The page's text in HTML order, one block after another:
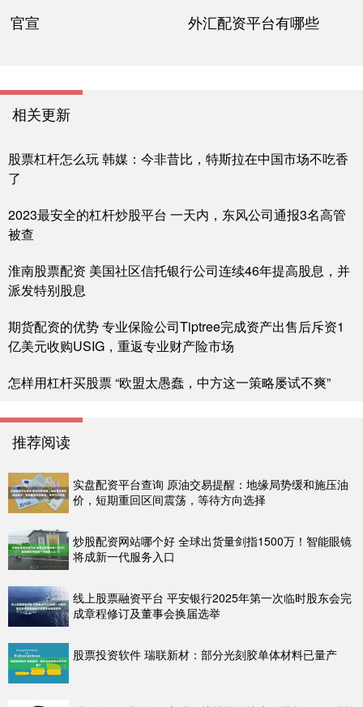
官宣 外汇配资平台有哪些
相关更新
股票杠杆怎么玩 韩媒：今非昔比，特斯拉在中国市场不吃香
了
2023最安全的杠杆炒股平台 一天内，东风公司通报3名高管
被查
淮南股票配资 美国社区信托银行公司连续46年提高股息，并
派发特别股息
期货配资的优势 专业保险公司Tiptree完成资产出售后斥资1
亿美元收购USIG，重返专业财产险市场
怎样用杠杆买股票 “欧盟太愚蠢，中方这一策略屡试不爽”
推荐阅读
实盘配资平台查询 原油交易提醒：地缘局势缓和施压油
价，短期重回区间震荡，等待方向选择
炒股配资网站哪个好 全球出货量剑指1500万！智能眼镜
将成新一代服务入口
线上股票融资平台 平安银行2025年第一次临时股东会完
成章程修订及董事会换届选举
股票投资软件 瑞联新材：部分光刻胶单体材料已量产